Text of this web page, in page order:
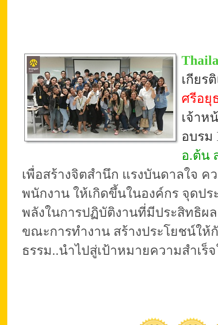
เกียร
ศรีอยุ
เจ้าห
อบรม
อ.ต้น
เพื่อสร้างจิตสำนึก แรงบันดาลใจ
พนักงาน ให้เกิดขึ้นในองค์กร จุดป
พลังในการปฏิบัติงานที่มีประสิทธิผ
ขณะการทำงาน สร้างประโยชน์ให้
ธรรม..นำไปสู่เป้าหมายความสำเ